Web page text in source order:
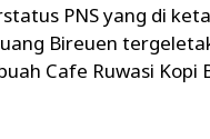
PNS yang di
Bireuen
Cafe Ruwasi Kopi